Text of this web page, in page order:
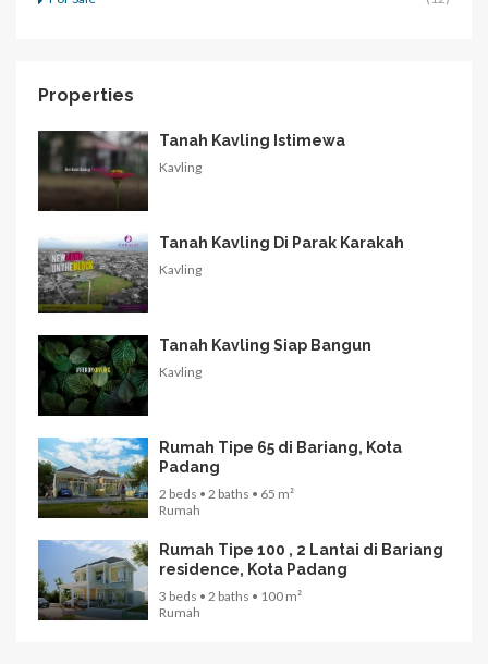
Properties
Tanah Kavling Istimewa
Kavling
Tanah Kavling Di Parak Karakah
Kavling
Tanah Kavling Siap Bangun
Kavling
Rumah Tipe 65 di Bariang, Kota
Padang
2 beds • 2 baths • 65 m²
Rumah
Rumah Tipe 100 , 2 Lantai di Bariang
residence, Kota Padang
3 beds • 2 baths • 100 m²
Rumah